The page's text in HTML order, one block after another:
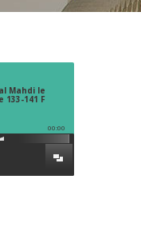
Mahdi le
141 F
00:00